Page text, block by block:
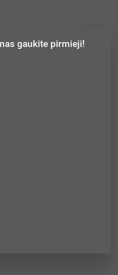
gaukite pirmieji!